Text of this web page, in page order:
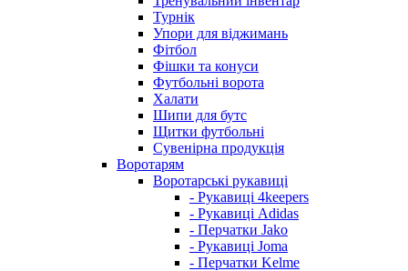
Турнік
Упори для віджимань
Фітбол
Фішки та конуси
Футбольні ворота
Халати
Шипи для бутс
Щитки футбольні
Сувенірна продукція
Воротарям
Воротарські рукавиці
- Рукавиці 4keepers
- Рукавиці Adidas
- Перчатки Jako
- Рукавиці Joma
- Перчатки Kelme